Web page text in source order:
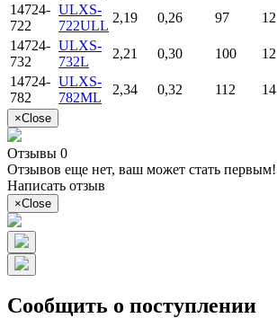
14724-
722
ULXS-
722ULL
2,19 0,26 97 12
14724-
732
ULXS-
732L
2,21 0,30 100 12
14724-
782
ULXS-
782ML
2,34 0,32 112 14
×Close
Отзывы 0
Отзывов еще нет, ваш может стать первым!
Написать отзыв
×Close
Сообщить о поступлении